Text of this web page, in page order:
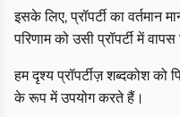
इसके लिए, प्रॉपर्टी का वर्तमान
परिणाम को उसी प्रॉपर्टी में
हम दृश्य प्रॉपर्टीज़ शब्दकोश
के रूप में उपयोग करते हैं।